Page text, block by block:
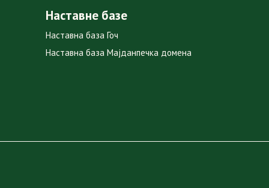
Наставне базе
Наставна база Гоч
Наставна база Мајданпечка домена